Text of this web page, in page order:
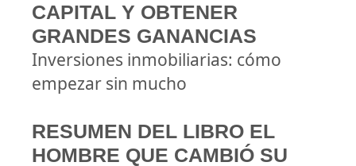
CAPITAL Y OBTENER
GRANDES GANANCIAS
Inversiones inmobiliarias: cómo
empezar sin mucho
RESUMEN DEL LIBRO EL
HOMBRE QUE CAMBIÓ SU